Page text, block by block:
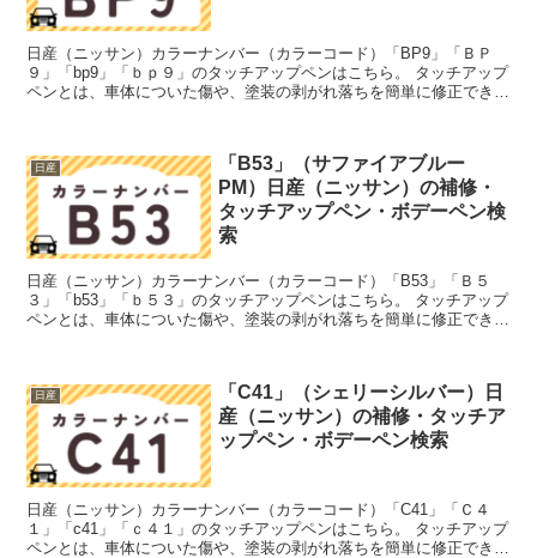
日産（ニッサン）カラーナンバー（カラーコード）「BP9」「ＢＰ
９」「bp9」「ｂｐ９」のタッチアップペンはこちら。 タッチアップ
ペンとは、車体についた傷や、塗装の剥がれ落ちを簡単に修正できる
日産
「B53」（サファイアブルー
PM）日産（ニッサン）の補修・
タッチアップペン・ボデーペン検
索
日産（ニッサン）カラーナンバー（カラーコード）「B53」「Ｂ５
３」「b53」「ｂ５３」のタッチアップペンはこちら。 タッチアップ
ペンとは、車体についた傷や、塗装の剥がれ落ちを簡単に修正できる
日産
「C41」（シェリーシルバー）日
産（ニッサン）の補修・タッチア
ップペン・ボデーペン検索
日産（ニッサン）カラーナンバー（カラーコード）「C41」「Ｃ４
１」「c41」「ｃ４１」のタッチアップペンはこちら。 タッチアップ
ペンとは、車体についた傷や、塗装の剥がれ落ちを簡単に修正できる